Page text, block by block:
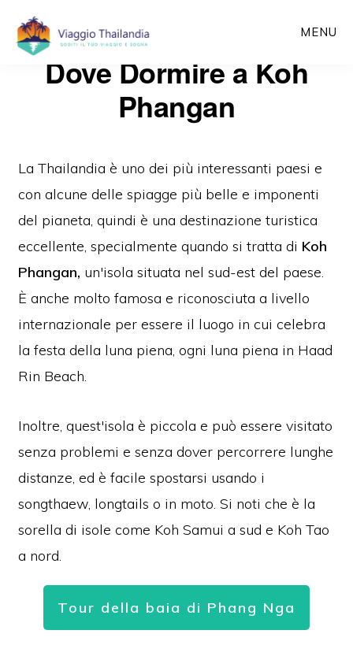
Passa
contenuto
MENU
Dove Dormire a Koh
Phangan
La Thailandia è uno dei più interessanti paesi e
con alcune delle spiagge più belle e imponenti
del pianeta, quindi è una destinazione turistica
eccellente, specialmente quando si tratta di Koh
Phangan, un'isola situata nel sud-est del paese.
È anche molto famosa e riconosciuta a livello
internazionale per essere il luogo in cui celebra
la festa della luna piena, ogni luna piena in Haad
Rin Beach.
Inoltre, quest'isola è piccola e può essere visitato
senza problemi e senza dover percorrere lunghe
distanze, ed è facile spostarsi usando i
songthaew, longtails o in moto. Si noti che è la
sorella di isole come Koh Samui a sud e Koh Tao
a nord.
Tour della baia di Phang Nga